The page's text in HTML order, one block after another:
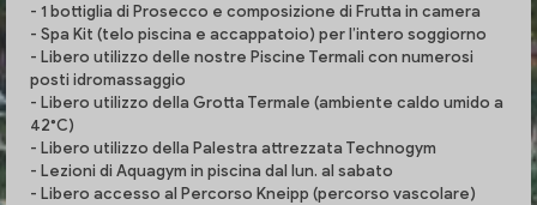
- 1 bottiglia di Prosecco e composizione di Frutta in camera
- Spa Kit (telo piscina e accappatoio) per l’intero soggiorno
- Libero utilizzo delle nostre Piscine Termali con numerosi
posti idromassaggio
- Libero utilizzo della Grotta Termale (ambiente caldo umido a
42°C)
- Libero utilizzo della Palestra attrezzata Technogym
- Lezioni di Aquagym in piscina dal lun. al sabato
- Libero accesso al Percorso Kneipp (percorso vascolare)